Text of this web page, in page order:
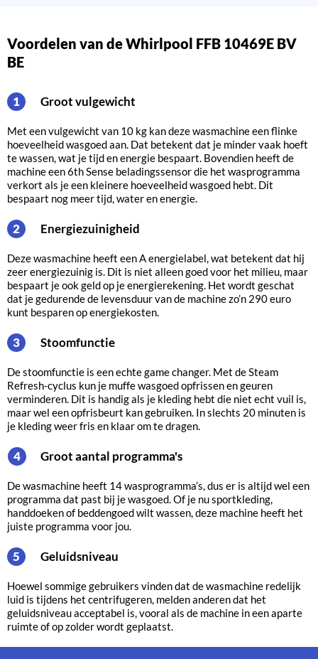
Voordelen van de Whirlpool FFB 10469E BV
BE
1 Groot vulgewicht
Met een vulgewicht van 10 kg kan deze wasmachine een flinke
hoeveelheid wasgoed aan. Dat betekent dat je minder vaak hoeft
te wassen, wat je tijd en energie bespaart. Bovendien heeft de
machine een 6th Sense beladingssensor die het wasprogramma
verkort als je een kleinere hoeveelheid wasgoed hebt. Dit
bespaart nog meer tijd, water en energie.
2 Energiezuinigheid
Deze wasmachine heeft een A energielabel, wat betekent dat hij
zeer energiezuinig is. Dit is niet alleen goed voor het milieu, maar
bespaart je ook geld op je energierekening. Het wordt geschat
dat je gedurende de levensduur van de machine zo’n 290 euro
kunt besparen op energiekosten.
3 Stoomfunctie
De stoomfunctie is een echte game changer. Met de Steam
Refresh-cyclus kun je muffe wasgoed opfrissen en geuren
verminderen. Dit is handig als je kleding hebt die niet echt vuil is,
maar wel een opfrisbeurt kan gebruiken. In slechts 20 minuten is
je kleding weer fris en klaar om te dragen.
4 Groot aantal programma's
De wasmachine heeft 14 wasprogramma’s, dus er is altijd wel een
programma dat past bij je wasgoed. Of je nu sportkleding,
handdoeken of beddengoed wilt wassen, deze machine heeft het
juiste programma voor jou.
5 Geluidsniveau
Hoewel sommige gebruikers vinden dat de wasmachine redelijk
luid is tijdens het centrifugeren, melden anderen dat het
geluidsniveau acceptabel is, vooral als de machine in een aparte
ruimte of op zolder wordt geplaatst.